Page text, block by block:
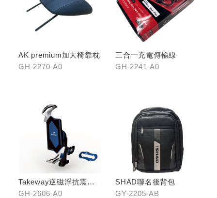
AK premium加大椅靠枕
GH-2270-A0
三合一充電傳輸線
GH-2241-A0
Takeway逆磁浮抗震手
機架
GH-2606-A0
SHAD聯名後背包
GY-2205-AB